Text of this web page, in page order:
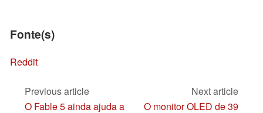
Fonte(s)
Reddit
Previous article
O Fable 5 ainda ajuda a
Next article
O monitor OLED de 39